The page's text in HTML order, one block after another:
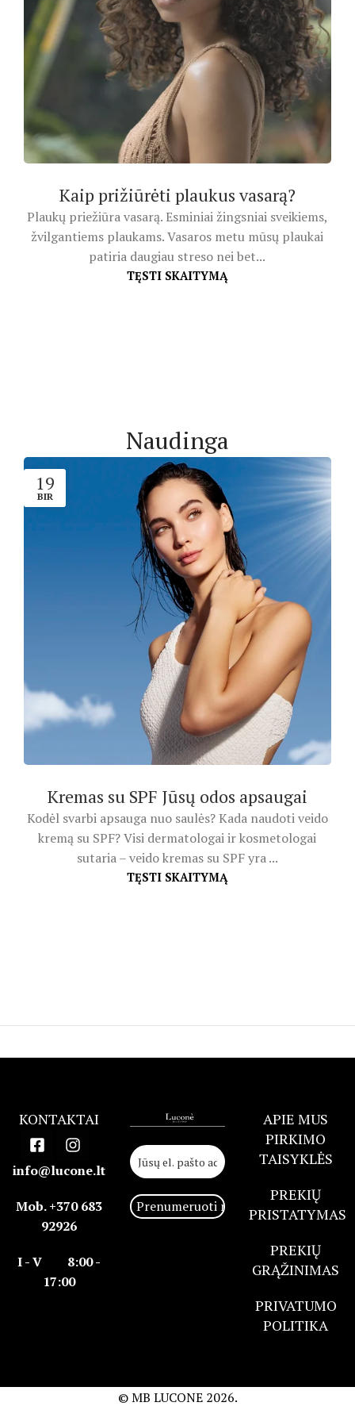
Kaip prižiūrėti plaukus vasarą?
Plaukų priežiūra vasarą. Esminiai žingsniai sveikiems,
žvilgantiems plaukams. Vasaros metu mūsų plaukai
patiria daugiau streso nei bet...
TĘSTI SKAITYMĄ
Naudinga
19
BIR
Kremas su SPF Jūsų odos apsaugai
Kodėl svarbi apsauga nuo saulės? Kada naudoti veido
kremą su SPF? Visi dermatologai ir kosmetologai
sutaria – veido kremas su SPF yra ...
TĘSTI SKAITYMĄ
KONTAKTAI
info@lucone.lt
Mob. +370 683
92926
I - V 8:00 -
17:00
APIE MUS
PIRKIMO
TAISYKLĖS
PREKIŲ
PRISTATYMAS
PREKIŲ
GRĄŽINIMAS
PRIVATUMO
POLITIKA
© MB LUCONE2026.